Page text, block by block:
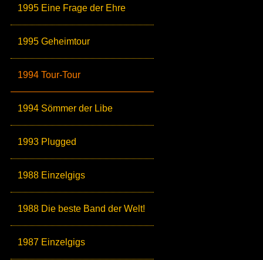
1995 Eine Frage der Ehre
1995 Geheimtour
1994 Tour-Tour
1994 Sömmer der Libe
1993 Plugged
1988 Einzelgigs
1988 Die beste Band der Welt!
1987 Einzelgigs